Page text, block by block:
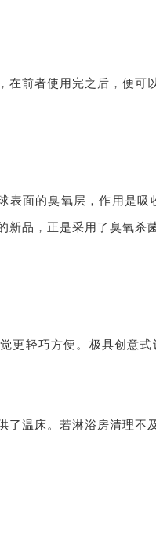
前者使用完之后，便
表面的臭氧层，作用是
品，正是采用了臭氧
更轻巧方便。极具创意
了温床。若淋浴房清理